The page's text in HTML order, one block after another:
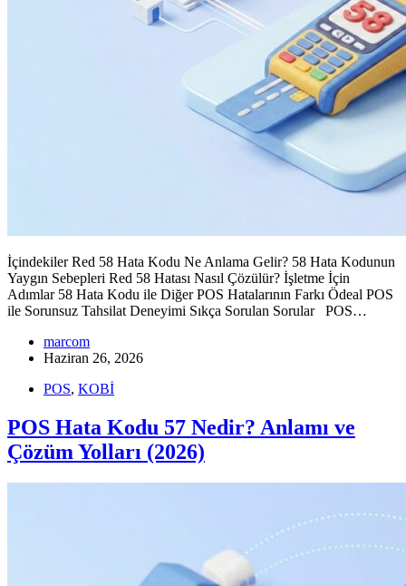
İçindekiler Red 58 Hata Kodu Ne Anlama Gelir? 58 Hata Kodunun
Yaygın Sebepleri Red 58 Hatası Nasıl Çözülür? İşletme İçin
Adımlar 58 Hata Kodu ile Diğer POS Hatalarının Farkı Ödeal POS
ile Sorunsuz Tahsilat Deneyimi Sıkça Sorulan Sorular POS…
marcom
Haziran 26, 2026
POS, KOBİ
POS Hata Kodu 57 Nedir? Anlamı ve
Çözüm Yolları (2026)